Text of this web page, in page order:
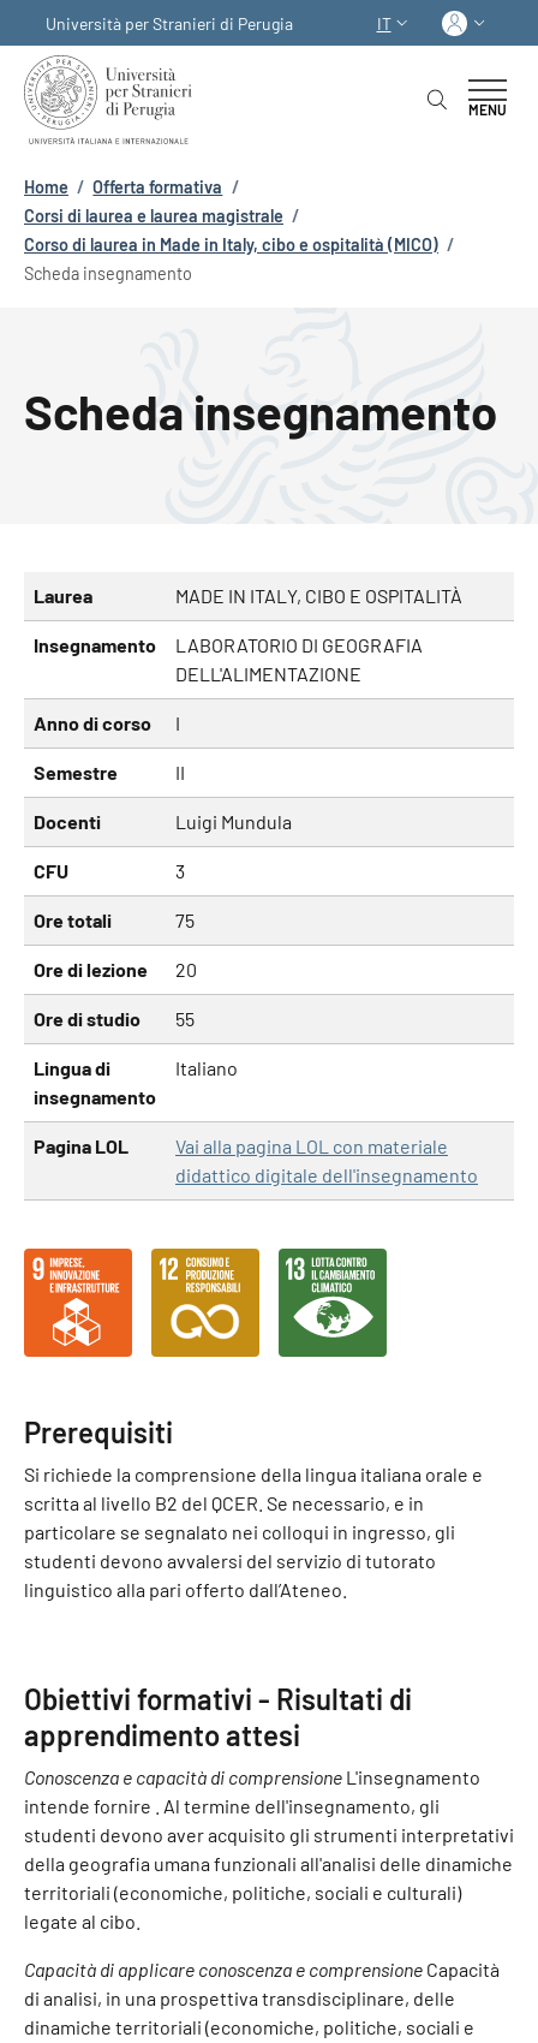
Università per Stranieri di Perugia
SELETTORE LINGUA:
IT
MENU
Briciole di pane
Home / Offerta formativa /
Corsi di laurea e laurea magistrale /
Corso di laurea in Made in Italy, cibo e ospitalità (MICO) /
Scheda insegnamento
Scheda insegnamento
Laurea MADE IN ITALY, CIBO E OSPITALITÀ
Insegnamento
LABORATORIO DI GEOGRAFIA
DELL'ALIMENTAZIONE
Anno di corso I
Semestre II
Docenti Luigi Mundula
CFU 3
Ore totali 75
Ore di lezione 20
Ore di studio 55
Lingua di
insegnamento
Italiano
Pagina LOL
Vai alla pagina LOL con materiale
didattico digitale dell'insegnamento
Prerequisiti
Si richiede la comprensione della lingua italiana orale e
scritta al livello B2 del QCER. Se necessario, e in
particolare se segnalato nei colloqui in ingresso, gli
studenti devono avvalersi del servizio di tutorato
linguistico alla pari offerto dall’Ateneo.
Obiettivi formativi - Risultati di
apprendimento attesi
Conoscenza e capacità di comprensione L'insegnamento
intende fornire . Al termine dell'insegnamento, gli
studenti devono aver acquisito gli strumenti interpretativi
della geografia umana funzionali all'analisi delle dinamiche
territoriali (economiche, politiche, sociali e culturali)
legate al cibo.
Capacità di applicare conoscenza e comprensione Capacità
di analisi, in una prospettiva transdisciplinare, delle
dinamiche territoriali (economiche, politiche, sociali e